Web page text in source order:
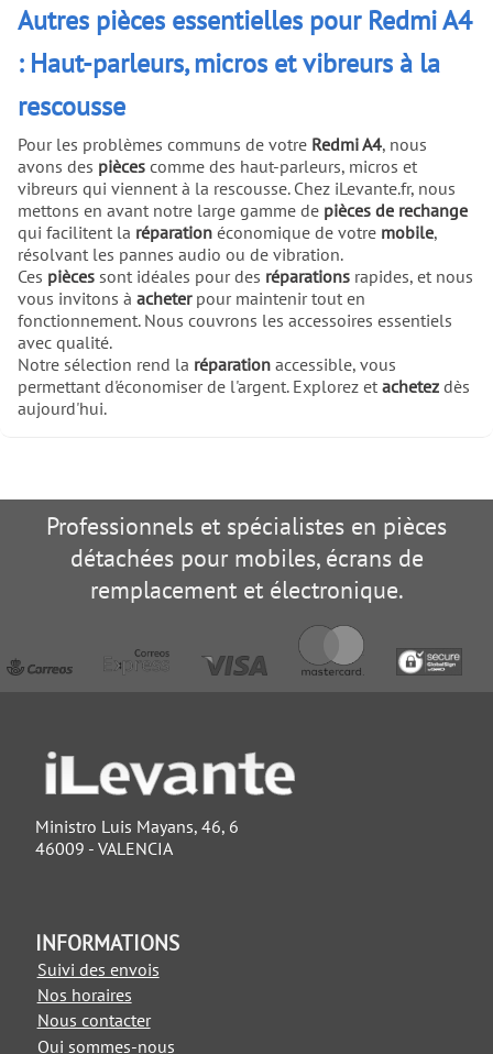
Autres pièces essentielles pour Redmi A4
: Haut-parleurs, micros et vibreurs à la
rescousse
Pour les problèmes communs de votre Redmi A4, nous
avons des pièces comme des haut-parleurs, micros et
vibreurs qui viennent à la rescousse. Chez iLevante.fr, nous
mettons en avant notre large gamme de pièces de rechange
qui facilitent la réparation économique de votre mobile,
résolvant les pannes audio ou de vibration.
Ces pièces sont idéales pour des réparations rapides, et nous
vous invitons à acheterpour maintenir tout en
fonctionnement. Nous couvrons les accessoires essentiels
avec qualité.
Notre sélection rend la réparation accessible, vous
permettant d'économiser de l'argent. Explorez et achetez dès
aujourd'hui.
Professionnels et spécialistes en pièces
détachées pour mobiles, écrans de
remplacement et électronique.
Ministro Luis Mayans, 46, 6
46009 - VALENCIA
INFORMATIONS
Suivi des envois
Nos horaires
Nous contacter
Qui sommes-nous